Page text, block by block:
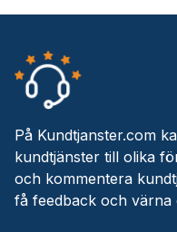
På Kundtjanster.com
kundtjänster till olika
och kommentera
få feedback och värna